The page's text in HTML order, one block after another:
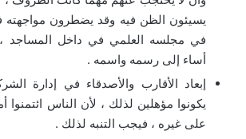
يسيئون الظن فيه وقد يضطرون مواجهته
في مجلسه العلمي في داخل المساجد
أساء إلى رسمه واسمه .
إبعاد الأقارب والأصدقاء في إدارة
يكونوا مؤهلين لذلك ، لأن الناس ائتمنوا
على غيره ، فيجب التنبه لذلك .